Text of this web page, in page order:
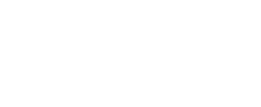
회사가 이끈 '더블 성장'
절한 역사를 말장난으로" 비판